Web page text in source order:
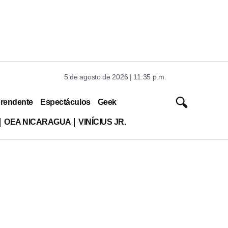
5 de agosto de 2026 | 11:35 p.m.
Espectáculos Geek
OEA NICARAGUA VINÍCIUS JR.